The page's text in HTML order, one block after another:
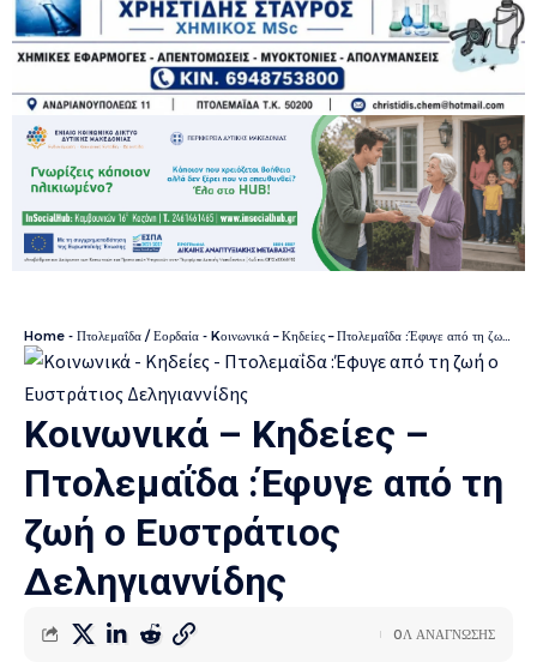
Home - Πτολεμαΐδα / Εορδαία - Kοινωνικά – Κηδείες – Πτολεμαΐδα :Έφυγε από τη ζωή ο Ευστράτιος Δεληγιαννίδης
Kοινωνικά – Κηδείες –
Πτολεμαΐδα :Έφυγε από τη
ζωή ο Ευστράτιος
Δεληγιαννίδης
0Λ ΑΝΑΓΝΩΣΗΣ